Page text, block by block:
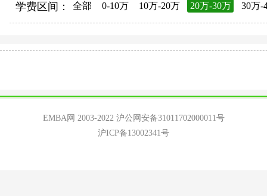
学费区间： 全部 0-10万 10万-20万 20万-30万 30万-
EMBA网 2003-2022 沪公网安备31011702000011号
沪ICP备13002341号